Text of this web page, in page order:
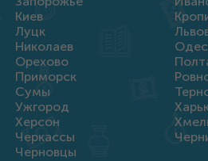
Киев
Луцк
Николаев
Орехово
Приморск
Сумы
Ужгород
Херсон
Черкассы
Черновцы